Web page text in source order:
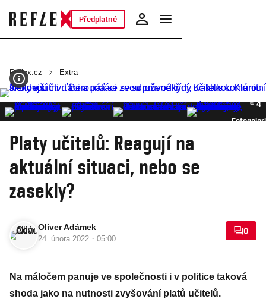
Předplatné
Reflex.cz Extra
4
Platy učitelů: Reagují na
aktuální situaci, nebo se
zasekly?
Oliver Adámek
24. února 2022 · 05:00
0
Na máločem panuje ve společnosti i v politice taková
shoda jako na nutnosti zvyšování platů učitelů.